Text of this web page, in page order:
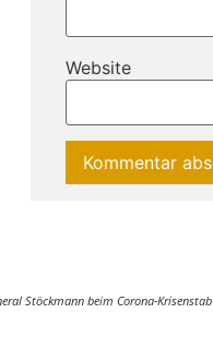
Website
Stöckmann beim Corona-Krisenstab